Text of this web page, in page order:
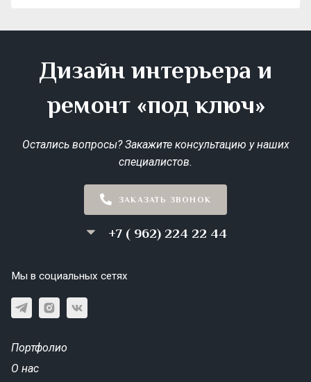
Дизайн интерьера и
ремонт «под ключ»
Остались вопросы? Закажите консультацию у наших
специалистов.
ЗАКАЗАТЬ ЗВОНОК
+7 ( 962) 224 22 44
Мы в социальных сетях
Портфолио
О нас